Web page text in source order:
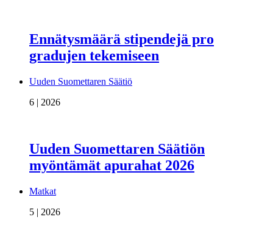
Ennätysmäärä stipendejä pro
gradujen tekemiseen
Uuden Suomettaren Säätiö
6 | 2026
Uuden Suomettaren Säätiön
myöntämät apurahat 2026
Matkat
5 | 2026